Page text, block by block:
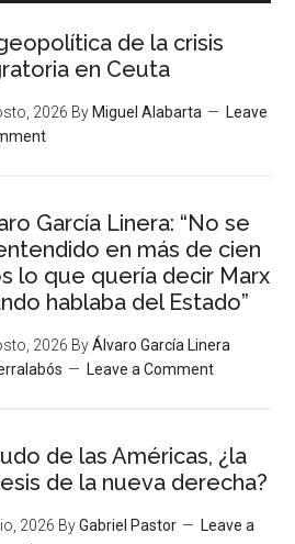
de la crisis
en Ceuta
2026 By Miguel Alabarta
Leave
García Linera: “No se
en más de cien
lo que quería decir Marx
hablaba del Estado”
2026 ByÁlvaro García Linera
Leave a Comment
de las Américas, ¿la
de la nueva derecha?
2026 ByGabriel Pastor
Leave a